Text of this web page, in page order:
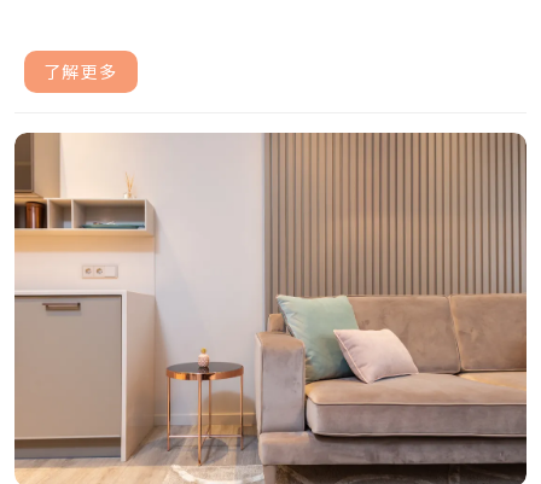
了解更多